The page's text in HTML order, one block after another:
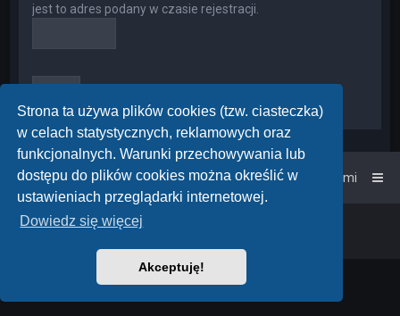
Strona ta używa plików cookies (tzw. ciasteczka)
w celach statystycznych, reklamowych oraz
funkcjonalnych. Warunki przechowywania lub
dostępu do plików cookies można określić w
ustawieniach przeglądarki internetowej.
Dowiedz się więcej
Akceptuję!
jest to adres podany w czasie rejestracji.
Strona główna Kontakt z nami
Powered byphpBB™• Design by